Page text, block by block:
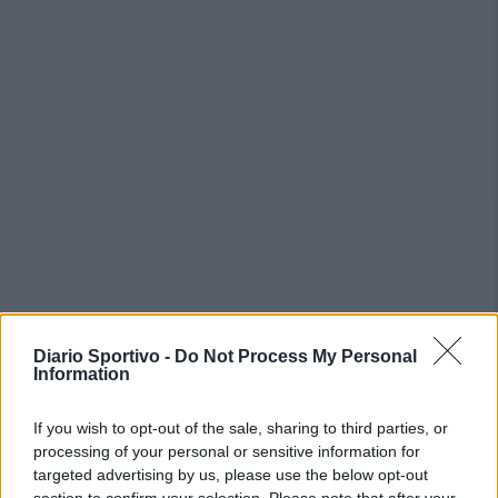
Diario Sportivo - Do Not Process My Personal
Information
If you wish to opt-out of the sale, sharing to third parties, or
processing of your personal or sensitive information for
targeted advertising by us, please use the below opt-out
PIÙ LETTI OGGI
Il Selargius rinforza il centrocampo con
Manuel Rinino e Samuele Vacca
6 Ago 2026